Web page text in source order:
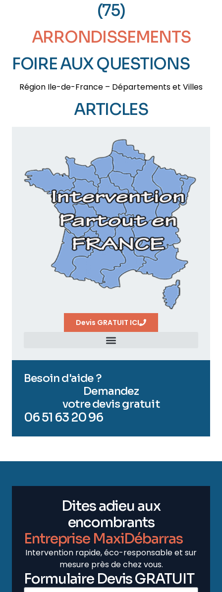
(75)
ARRONDISSEMENTS
FOIRE AUX QUESTIONS
Région Ile-de-France – Départements et Villes
ARTICLES
Devis GRATUIT ICI
Besoin d'aide ?
Demandez
votre devis gratuit
06 51 63 20 96
Dites adieu aux
encombrants
Entreprise MaxiDébarras
Intervention rapide, éco-responsable et sur
mesure près de chez vous.
Formulaire Devis GRATUIT